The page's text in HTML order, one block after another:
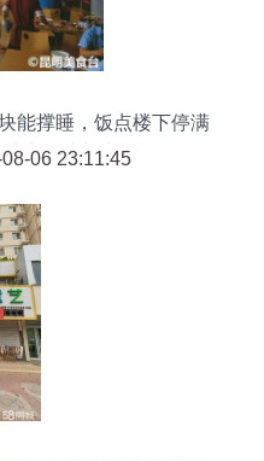
能撑睡，饭点楼下停满
出租成新宠
06 23:11:45